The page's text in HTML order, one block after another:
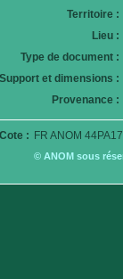
Territoire :
Lieu :
Type de document :
Support et dimensions :
Provenance :
Cote : FR ANOM
© ANOM sous